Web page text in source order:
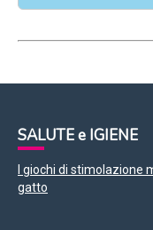
SALUTE e IGIENE
I giochi di stimolazione
gatto